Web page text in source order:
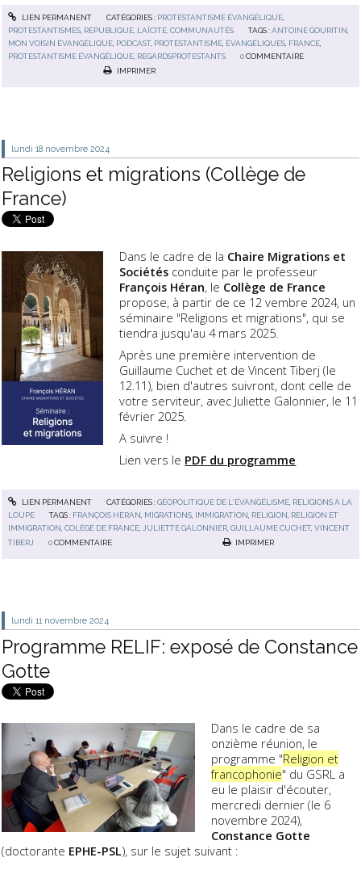
LIEN PERMANENT CATÉGORIES : PROTESTANTISME ÉVANGÉLIQUE,
PROTESTANTISMES RÉPUBLIQUE, LAÏCITÉ, COMMUNAUTÉS TAGS :ANTOINE GOURITIN
MON VOISIN ÉVANGÉLIQUE PODCAST, PROTESTANTISME ÉVANGÉLIQUES FRANCE
PROTESTANTISME ÉVANGÉLIQUE REGARDSPROTESTANTS 0 COMMENTAIRE
IMPRIMER
lundi 18 novembre 2024
Religions et migrations (Collège de
France)
Dans le cadre de la Chaire Migrations et
Sociétés conduite par le professeur
François Héran, le Collège de France
propose, à partir de ce 12 vembre 2024, un
séminaire "Religions et migrations", qui se
tiendra jusqu'au 4 mars 2025.
Après une première intervention de
Guillaume Cuchet et de Vincent Tiberj (le
12.11), bien d'autres suivront, dont celle de
votre serviteur, avec Juliette Galonnier, le 11
février 2025.
A suivre !
Lien vers le PDF du programme
LIEN PERMANENT CATÉGORIES :GÉOPOLITIQUE DE L'ÉVANGÉLISME, RELIGIONS À LA
LOUPE
TAGS : FRANÇOIS HERAN MIGRATIONS IMMIGRATION RELIGION RELIGION ET
IMMIGRATION ,COLÈGE DE FRANCE JULIETTE GALONNIER ,GUILLAUME CUCHET,VINCENT
TIBERJ
0 COMMENTAIRE IMPRIMER
lundi 11 novembre 2024
Programme RELIF: exposé de Constance
Gotte
Dans le cadre de sa
onzième réunion, le
programme "Religion et
francophonie" du GSRL a
eu le plaisir d'écouter,
mercredi dernier (le 6
novembre 2024),
Constance Gotte
(doctorante EPHE-PSL), sur le sujet suivant :